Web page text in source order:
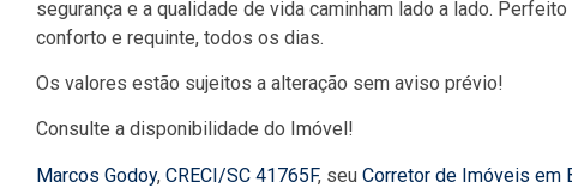
segurança e a qualidade de vida caminham lado a lado.
conforto e requinte, todos os dias.
Os valores estão sujeitos a alteração sem aviso prévio!
Consulte a disponibilidade do Imóvel!
Marcos Godoy, CRECI/SC 41765F, seu Corretor de Imóveis em